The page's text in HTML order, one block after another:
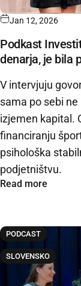
Jan 12, 2026
Podkast
denarja, je bila
V intervjuju
sama po sebi
izjemen kapital.
financiranju
psihološka
podjetništvu.
Read more
PODCAST
SLOVENSKO